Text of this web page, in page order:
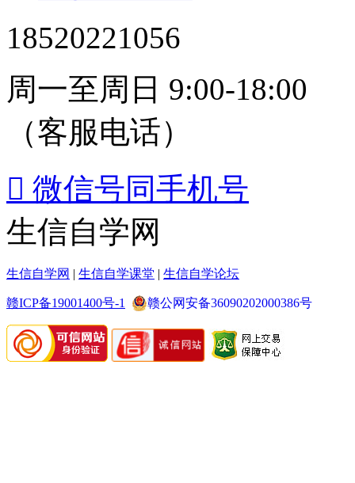
18520221056
周一至周日 9:00-18:00
（客服电话）
 微信号同手机号
生信自学网
生信自学网 | 生信自学课堂 | 生信自学论坛
赣ICP备19001400号-1 赣公网安备36090202000386号